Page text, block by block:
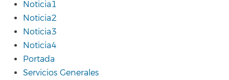
Noticia1
Noticia2
Noticia3
Noticia4
Portada
Servicios Generales